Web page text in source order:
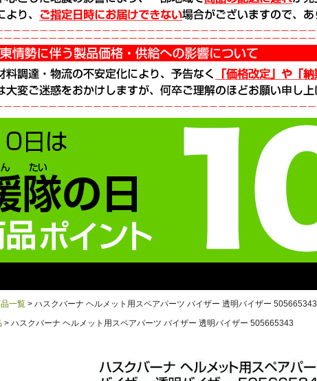
一覧
ハスクバーナ ヘルメット用スペアパーツ バイザー 透明バイザー 505665343
ハスクバーナ ヘルメット用スペアパーツ バイザー 透明バイザー 505665343